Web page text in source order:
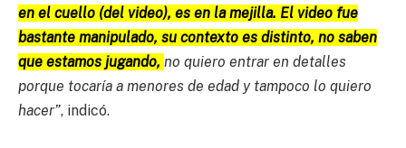
en el cuello (del video), es en la mejilla. El video fue
bastante manipulado, su contexto es distinto, no saben
que estamos jugando, no quiero entrar en detalles
porque tocaría a menores de edad y tampoco lo quiero
hacer”, indicó.